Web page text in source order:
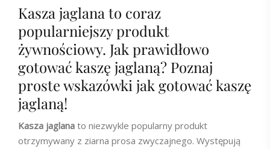
Kasza jaglana to coraz
popularniejszy produkt
żywnościowy. Jak prawidłowo
gotować kaszę jaglaną? Poznaj
proste wskazówki jak gotować kaszę
jaglaną!
Kasza jaglana to niezwykle popularny produkt
otrzymywany z ziarna prosa zwyczajnego. Występują